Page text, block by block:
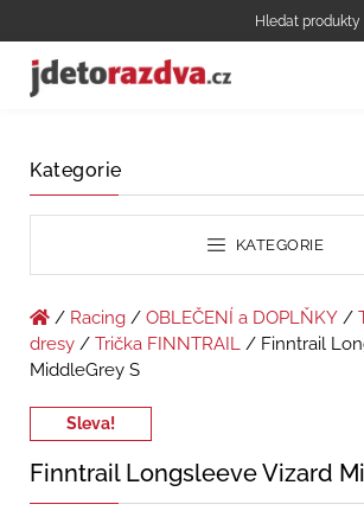
Kategorie
KATEGORIE
/ Racing / OBLEČENÍ a DOPLŇKY /
dresy / Trička FINNTRAIL / Finntrail
MiddleGrey S
Sleva!
Finntrail Longsleeve Vizard